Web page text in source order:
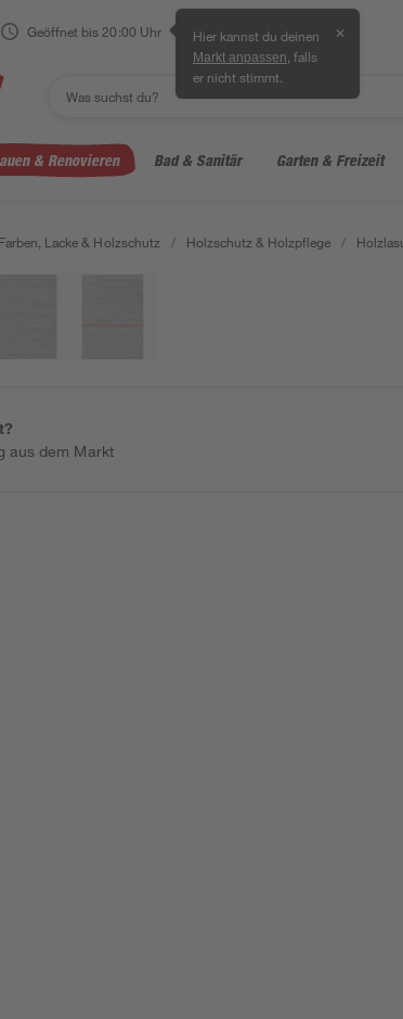
Geöffnet bis 20:00 Uhr Hier kannst du deinen
Markt anpassen , falls
er nicht stimmt.
✕
& Renovieren Bad & Sanitär Garten & Freizeit
Farben, Lacke & Holzschutz / Holzschutz & Holzpflege /
aus dem Markt